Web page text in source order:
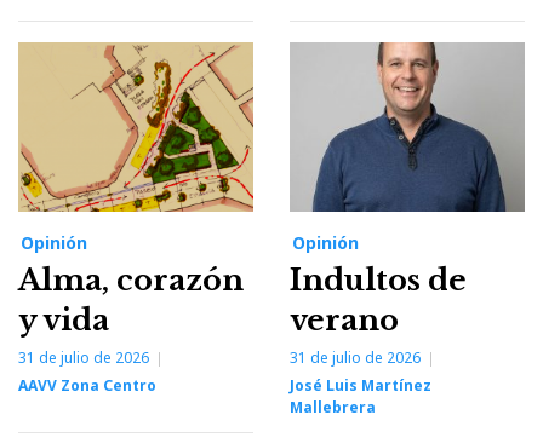
Opinión
Alma, corazón
y vida
31 de julio de 2026
AAVV Zona Centro
Opinión
Indultos de
verano
31 de julio de 2026
José Luis Martínez
Mallebrera